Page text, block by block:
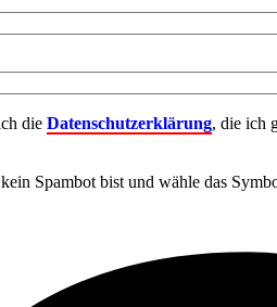
die Datenschutzerklärung, die ich
Spambot bist und wähle das